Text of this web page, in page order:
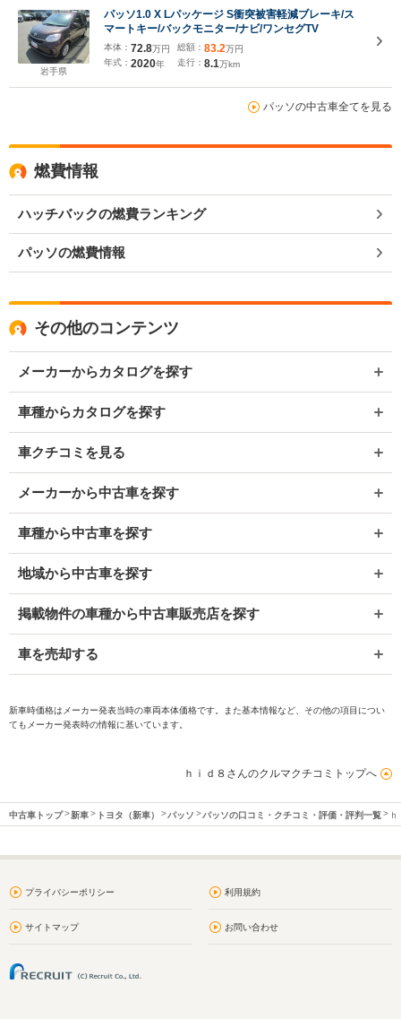
岩手県
パッソ1.0 X Lパッケージ S衝突被害軽減ブレーキ/ス
マートキー/バックモニター/ナビ/ワンセグTV
本体： 72.8万円
年式： 2020年
総額： 83.2万円
走行： 8.1万km
パッソの中古車全てを見る
燃費情報
ハッチバックの燃費ランキング
パッソの燃費情報
その他のコンテンツ
メーカーからカタログを探す
車種からカタログを探す
車クチコミを見る
メーカーから中古車を探す
車種から中古車を探す
地域から中古車を探す
掲載物件の車種から中古車販売店を探す
車を売却する
新車時価格はメーカー発表当時の車両本体価格です。また基本情報など、その他の項目につい
てもメーカー発表時の情報に基いています。
ｈｉｄ８さんのクルマクチコミトップへ
中古車トップ 新車 トヨタ（新車） パッソ パッソの口コミ・クチコミ・評価・評判一覧
プライバシーポリシー 利用規約
サイトマップ お問い合わせ